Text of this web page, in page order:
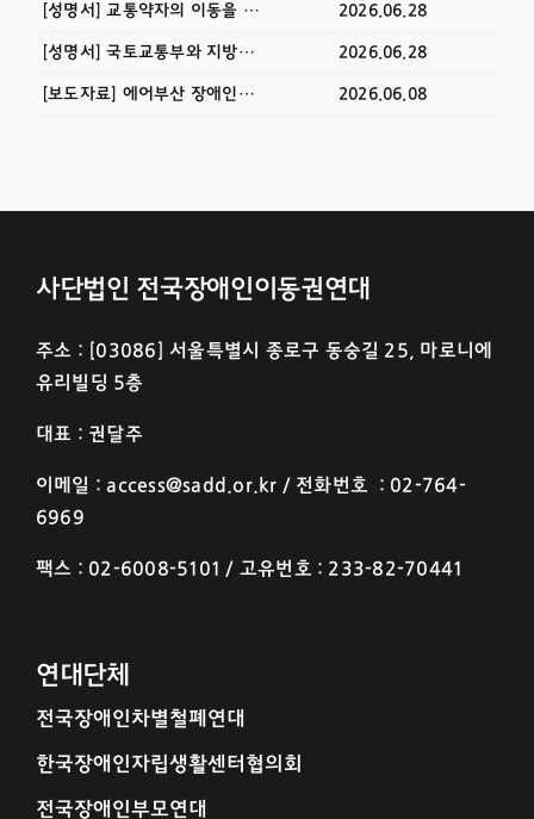
[성명서] 교통약자의 이동을 도비 낭비 취급하며 이동권 퇴행하는 강원특별자치도를 규탄한다! — 강원특별자치도는 특별교통수단 이용 횟수 제한, 광역 이동 제한 즉각 철회하라 2026.06.28
[성명서] 국토교통부와 지방자치단체는 교통약자끼리 특별교통수단으로 싸우게 하지 말고 법이 정한 대로 휠체어 이용자에게 우선 배차하라! 2026.06.28
[보도자료] 에어부산 장애인차별행위 규탄과 공항 내 심리안정실 설치 요구 기자회견 2026.06.08
사단법인 전국장애인이동권연대
주소 : [03086] 서울특별시 종로구 동숭길 25, 마로니에
유리빌딩 5층
대표 : 권달주
이메일 : access@sadd.or.kr / 전화번호 : 02-764-
6969
팩스 : 02-6008-5101 / 고유번호 : 233-82-70441
연대단체
전국장애인차별철폐연대
한국장애인자립생활센터협의회
전국장애인부모연대